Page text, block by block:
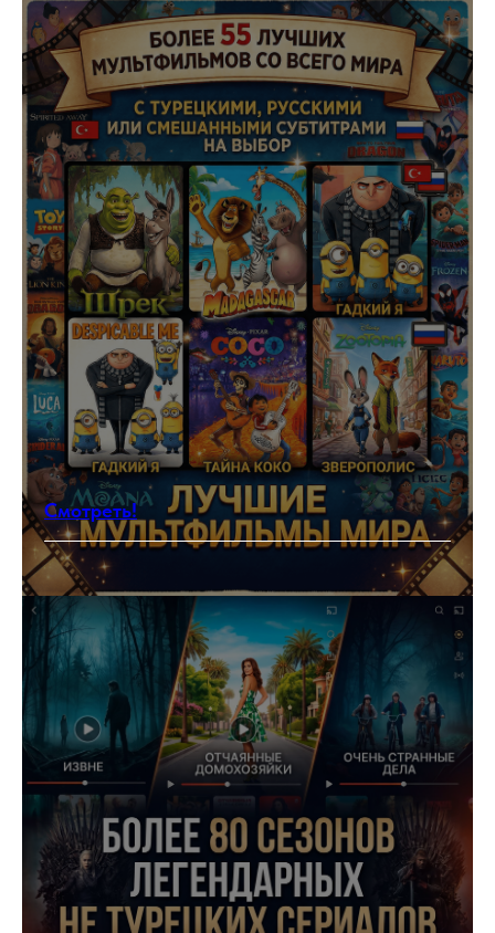
Смотреть!